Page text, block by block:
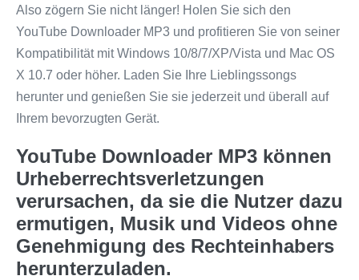
Also zögern Sie nicht länger! Holen Sie sich den
YouTube Downloader MP3 und profitieren Sie von seiner
Kompatibilität mit Windows 10/8/7/XP/Vista und Mac OS
X 10.7 oder höher. Laden Sie Ihre Lieblingssongs
herunter und genießen Sie sie jederzeit und überall auf
Ihrem bevorzugten Gerät.
YouTube Downloader MP3 können
Urheberrechtsverletzungen
verursachen, da sie die Nutzer dazu
ermutigen, Musik und Videos ohne
Genehmigung des Rechteinhabers
herunterzuladen.